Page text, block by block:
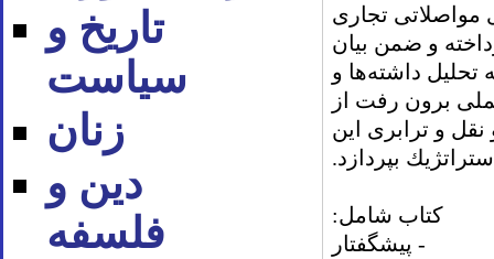
تاریخ و
سیاست
زنان
دین و
فلسفه
مواصلاتى تجارى
و ضمن بيان
داشته‌ها و
برون رفت از
و ترابرى اين
بپردازد.
کتاب شامل:
- پیشگفتار